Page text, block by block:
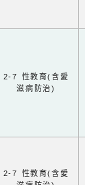
2-7 性教育(含愛
滋病防治)
2-7 性教育(含愛